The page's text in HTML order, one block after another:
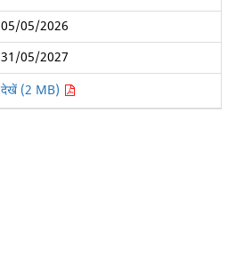
05/05/2026
31/05/2027
देखें (2 MB)